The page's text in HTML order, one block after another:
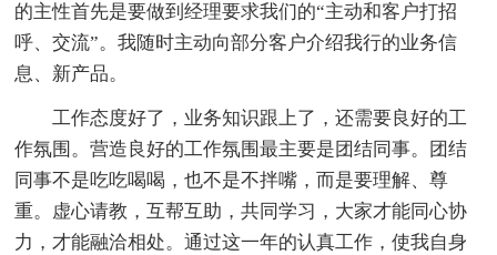
的主性首先是要做到经理要求我们的“主动和客户打招
呼、交流”。我随时主动向部分客户介绍我行的业务信
息、新产品。
工作态度好了，业务知识跟上了，还需要良好的工
作氛围。营造良好的工作氛围最主要是团结同事。团结
同事不是吃吃喝喝，也不是不拌嘴，而是要理解、尊
重。虚心请教，互帮互助，共同学习，大家才能同心协
力，才能融洽相处。通过这一年的认真工作，使我自身